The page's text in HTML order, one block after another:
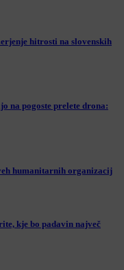
hitrosti na slovenskih
na pogoste prelete drona:
humanitarnih organizacij
kje bo padavin največ